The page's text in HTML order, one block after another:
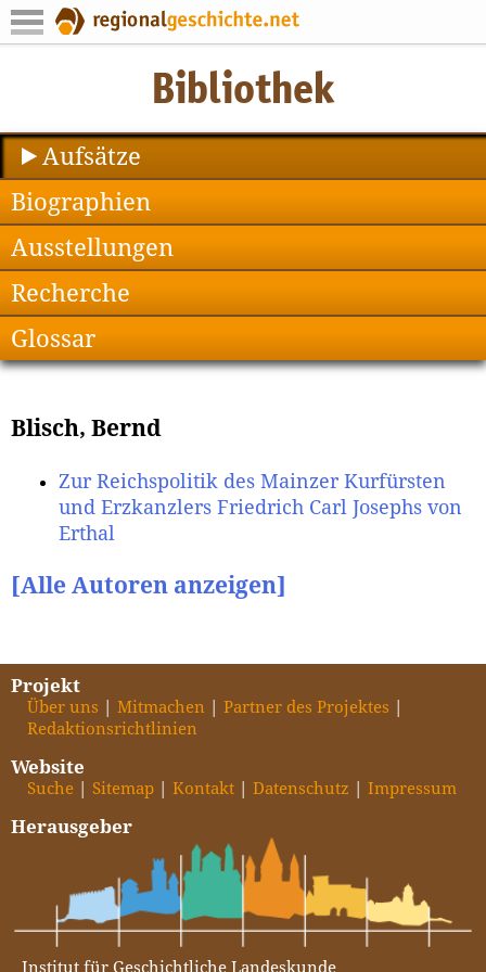
Aufsätze
Biographien
Ausstellungen
Recherche
Glossar
Blisch, Bernd
Zur Reichspolitik des Mainzer Kurfürsten
und Erzkanzlers Friedrich Carl Josephs von
Erthal
[Alle Autoren anzeigen]
Projekt
Über uns Mitmachen
Partner des Projektes
Redaktionsrichtlinien
Website
Suche Sitemap Kontakt Datenschutz Impressum
Herausgeber
Institut für Geschichtliche Landeskunde